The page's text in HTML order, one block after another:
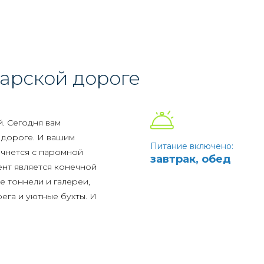
до самых
самого
нерп.
вы
ужин и
дня.
Питание включено:
завтрак, обед
дороге
Сегодня вам
дороге. И вашим
с паромной
является конечной
тоннели и галереи,
и уютные бухты. И
экскурсовода.